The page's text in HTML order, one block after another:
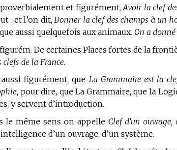
et figurément,Avoir la clef
; et l’on dit, Donner la clef des champs à un
aussi quelquefois aux animaux. On a
De certaines Places fortes de la
clefs de la France.
figurément, que La Grammaire est la
pour dire, que La Grammaire, que la
y servent d’introduction.
le même sens on appelle Clef d’un ouvrage,
d’un ouvrage, d’un système.